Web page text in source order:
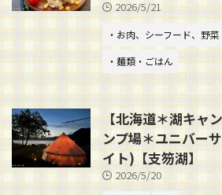
2026/5/21
・お肉、シーフード、野菜
・麺類・ごはん
【北海道＊湖キャ
ンプ場＊ユニバー
イト)【支笏湖】
2026/5/20